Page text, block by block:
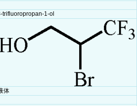
trifluoropropan-1-ol
体